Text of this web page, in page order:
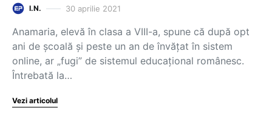
I.N. 30 aprilie 2021
Anamaria, elevă în clasa a VIII-a, spune că după opt
ani de școală și peste un an de învățat în sistem
online, ar „fugi” de sistemul educațional românesc.
Întrebată la…
Vezi articolul